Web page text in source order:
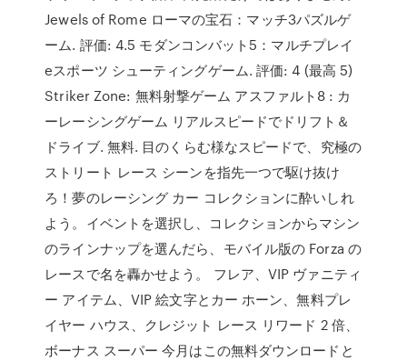
Jewels of Rome ローマの宝石：マッチ3パズルゲ
ーム. 評価: 4.5 モダンコンバット5：マルチプレイ
eスポーツ シューティングゲーム. 評価: 4 (最高 5)
Striker Zone: 無料射撃ゲーム アスファルト8 : カ
ーレーシングゲーム リアルスピードでドリフト＆
ドライブ. 無料. 目のくらむ様なスピードで、究極の
ストリート レース シーンを指先一つで駆け抜け
ろ！夢のレーシング カー コレクションに酔いしれ
よう。イベントを選択し、コレクションからマシン
のラインナップを選んだら、モバイル版の Forza の
レースで名を轟かせよう。 フレア、VIP ヴァニティ
ー アイテム、VIP 絵文字とカー ホーン、無料プレ
イヤー ハウス、クレジット レース リワード 2 倍、
ボーナス スーパー 今月はこの無料ダウンロードと